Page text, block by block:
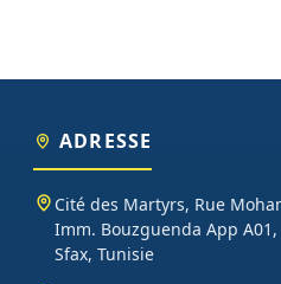
ADRESSE
Cité des Martyrs, Rue
Imm. Bouzguenda App A01,
Sfax, Tunisie